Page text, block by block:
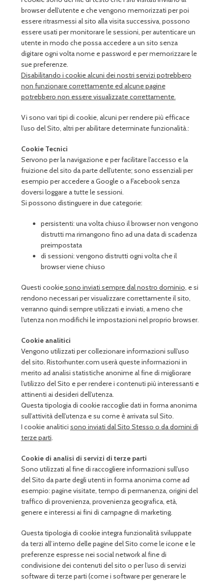
browser dell’utente e che vengono memorizzati per poi
essere ritrasmessi al sito alla visita successiva, possono
essere usati per monitorare le sessioni, per autenticare un
utente in modo che possa accedere a un sito senza
digitare ogni volta nome e password e per memorizzare le
sue preferenze.
Disabilitando i cookie alcuni dei nostri servizi potrebbero
non funzionare correttamente ed alcune pagine
potrebbero non essere visualizzate correttamente.
Vi sono vari tipi di cookie, alcuni per rendere più efficace
l’uso del Sito, altri per abilitare determinate funzionalità.:
Cookie Tecnici
Servono per la navigazione e per facilitare l’accesso e la
fruizione del sito da parte dell’utente; sono essenziali per
esempio per accedere a Google o a Facebook senza
doversi loggare a tutte le sessioni.
Si possono distinguere in due categorie:
persistenti: una volta chiuso il browser non vengono
distrutti ma rimangono fino ad una data di scadenza
preimpostata
di sessioni: vengono distrutti ogni volta che il
browser viene chiuso
Questi cookiesono inviati sempre dal nostro dominio, e si
rendono necessari per visualizzare correttamente il sito,
verranno quindi sempre utilizzati e inviati, a meno che
l’utenza non modifichi le impostazioni nel proprio browser.
Cookie analitici
Vengono utilizzati per collezionare informazioni sull’uso
del sito. Ristorhunter.com userà queste informazioni in
merito ad analisi statistiche anonime al fine di migliorare
l’utilizzo del Sito e per rendere i contenuti più interessanti e
attinenti ai desideri dell’utenza.
Questa tipologia di cookie raccoglie dati in forma anonima
sull’attività dell’utenza e su come è arrivata sul Sito.
I cookie analitici sono inviati dal Sito Stesso o da domini di
terze parti.
Cookie di analisi di servizi di terze parti
Sono utilizzati al fine di raccogliere informazioni sull’uso
del Sito da parte degli utenti in forma anonima come ad
esempio: pagine visitate, tempo di permanenza, origini del
traffico di provenienza, provenienza geografica, età,
genere e interessi ai fini di campagne di marketing.
Questa tipologia di cookie integra funzionalità sviluppate
da terzi all’interno delle pagine del Sito come le icone e le
preferenze espresse nei social network al fine di
condivisione dei contenuti del sito o per l’uso di servizi
software di terze parti (come i software per generare le